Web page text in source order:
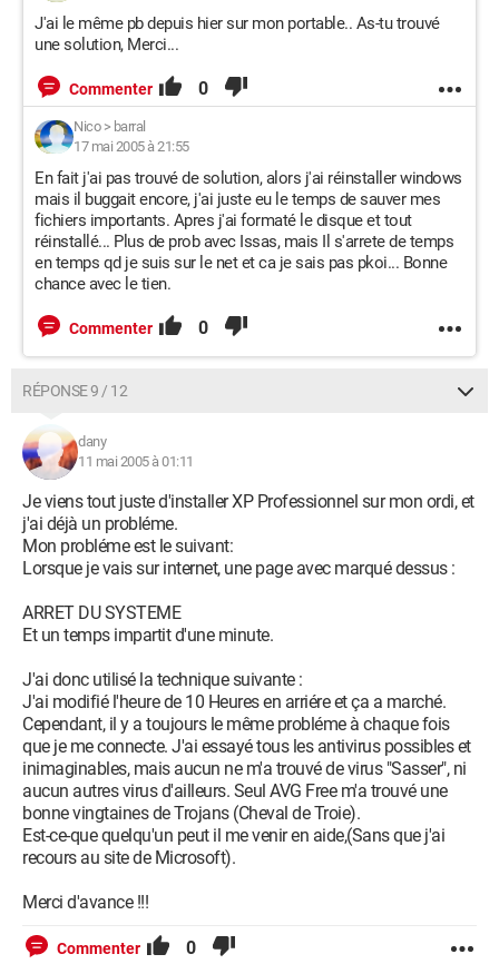
J'ai le même pb depuis hier sur mon portable.. As-tu trouvé
une solution, Merci...
Commenter 0
Nico> barral
17 mai 2005 à 21:55
En fait j'ai pas trouvé de solution, alors j'ai réinstaller windows
mais il buggait encore, j'ai juste eu le temps de sauver mes
fichiers importants. Apres j'ai formaté le disque et tout
réinstallé... Plus de prob avec Issas, mais Il s'arrete de temps
en temps qd je suis sur le net et ca je sais pas pkoi... Bonne
chance avec le tien.
Commenter 0
RÉPONSE 9 / 12
dany
11 mai 2005 à 01:11
Je viens tout juste d'installer XP Professionnel sur mon ordi, et
j'ai déjà un probléme.
Mon probléme est le suivant:
Lorsque je vais sur internet, une page avec marqué dessus :
ARRET DU SYSTEME
Et un temps impartit d'une minute.
J'ai donc utilisé la technique suivante :
J'ai modifié l'heure de 10 Heures en arriére et ça a marché.
Cependant, il y a toujours le même probléme à chaque fois
que je me connecte. J'ai essayé tous les antivirus possibles et
inimaginables, mais aucun ne m'a trouvé de virus "Sasser", ni
aucun autres virus d'ailleurs. Seul AVG Free m'a trouvé une
bonne vingtaines de Trojans (Cheval de Troie).
Est-ce-que quelqu'un peut il me venir en aide,(Sans que j'ai
recours au site de Microsoft).
Merci d'avance !!!
Commenter 0